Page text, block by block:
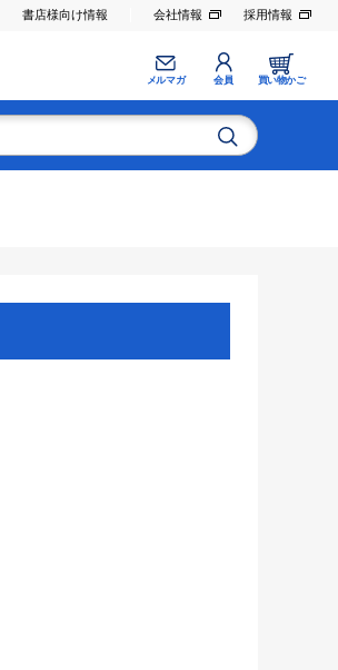
書店様向け情報 会社情報 採用情報
メルマガ 会員 買い物かご